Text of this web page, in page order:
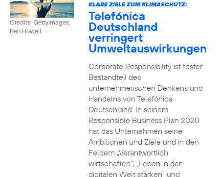
Credits: Gettyimages,
Ben Howell
KLARE ZIELE ZUM KLIMASCHUTZ:
Telefónica
Deutschland
verringert
Umweltauswirkungen
Corporate Responsibility ist fester
Bestandteil des
unternehmerischen Denkens und
Handelns von Telefónica
Deutschland. In seinem
Responsible Business Plan 2020
hat das Unternehmen seine
Ambitionen und Ziele und in den
Feldern „Verantwortlich
wirtschaften“, „Leben in der
digitalen Welt stärken“ und